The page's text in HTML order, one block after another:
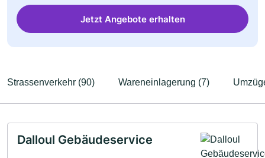
Jetzt Angebote erhalten
Strassenverkehr (90) Wareneinlagerung (7)
Dalloul Gebäudeservice